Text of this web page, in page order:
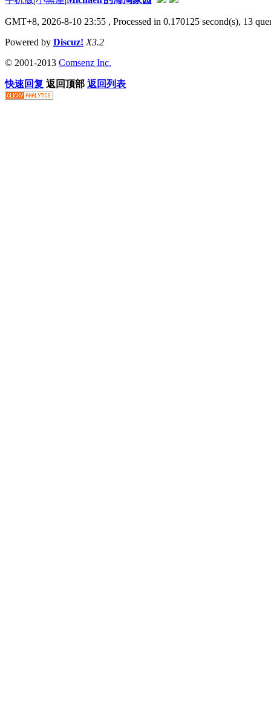
GMT+8, 2026-8-10 23:55 , Processed in 0.170125 second(s), 13
Powered by Discuz! X3.2
© 2001-2013 Comsenz Inc.
快速回复 返回顶部 返回列表